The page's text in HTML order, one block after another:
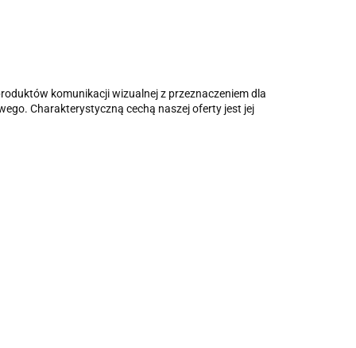
komunikacji wizualnej z przeznaczeniem dla
Charakterystyczną cechą naszej oferty jest jej